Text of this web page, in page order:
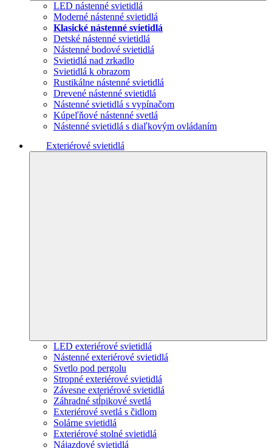
LED nástenné svietidlá
Moderné nástenné svietidlá
Klasické nástenné svietidlá
Detské nástenné svietidlá
Nástenné bodové svietidlá
Svietidlá nad zrkadlo
Svietidlá k obrazom
Rustikálne nástenné svietidlá
Drevené nástenné svietidlá
Nástenné svietidlá s vypínačom
Kúpeľňové nástenné svetlá
Nástenné svietidlá s diaľkovým ovládaním
Exteriérové svietidlá
LED exteriérové svietidlá
Nástenné exteriérové svietidlá
Svetlo pod pergolu
Stropné exteriérové svietidlá
Závesne exteriérové svietidlá
Záhradné stĺpikové svetlá
Exteriérové svetlá s čidlom
Solárne svietidlá
Exteriérové stolné svietidlá
Nájazdové svietidlá